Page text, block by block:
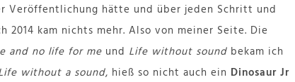
Veröffentlichung hätte und über jeden Schritt und
2014 kam nichts mehr. Also von meiner Seite. Die
and no life for me und Life without sound bekam ich
without a sound, hieß so nicht auch ein Dinosaur Jr